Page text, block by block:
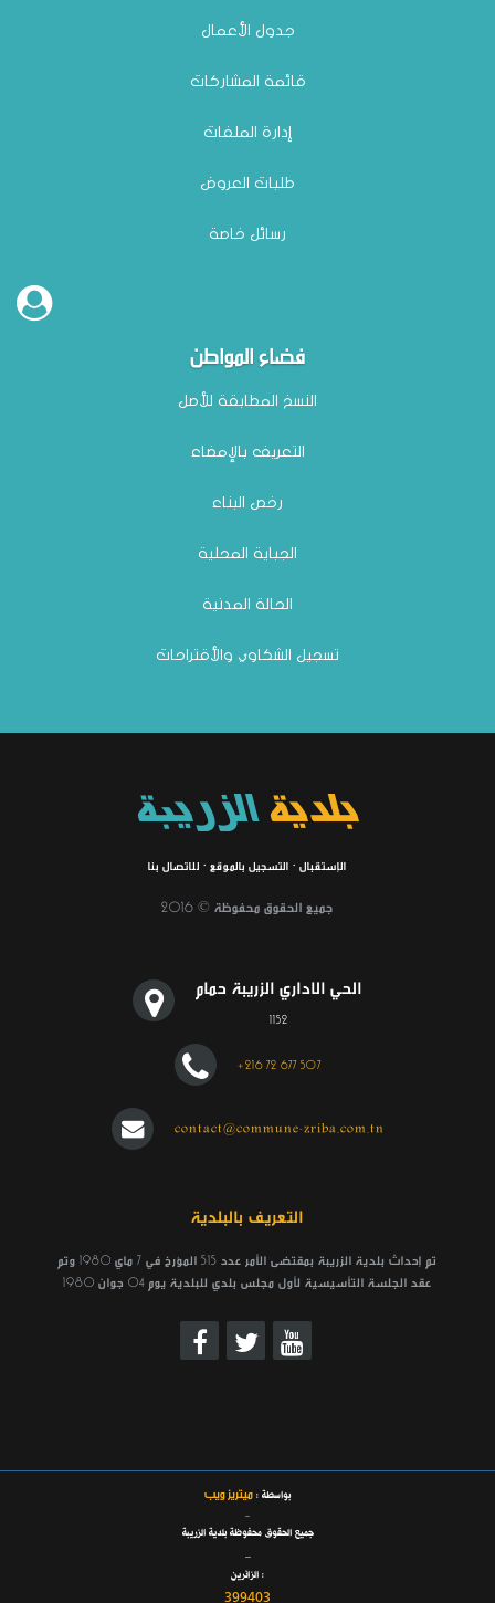
جدول الأعمال
قائمة المشاركات
إدارة الملفات
طلبات العروض
رسائل خاصة
فضاء المواطن
النسخ المطابقة للأصل
التعريف بالإمضاء
رخص البناء
الجباية المحلية
الحالة المدنية
تسجيل الشكاوي والأقتراحات
بلديةالزريبة
للاتصال بنا · التسجيل بالموقع · الإستقبال
جميع الحقوق محفوظة © 2016
الحي الاداري الزريبة حمام
1152
+216 72 677 507
contact@commune-zriba.com.tn
التعريف بالبلدية
تم إحداث بلدية الزريبة بمقتضى الأمر عدد 515 المؤرخ في 7 ماي 1980 وتم
عقد الجلسة التأسيسية لأول مجلس بلدي للبلدية يوم 04 جوان 1980
بواسطة :ميتريز ويب
_
جميع الحقوق محفوظة بلدية الزريبة
_
الزائرين :